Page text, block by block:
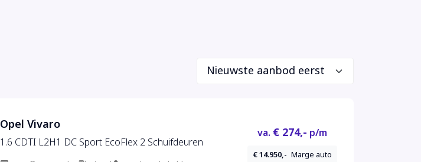
Opel Vivaro
1.6 CDTI L2H1 DC Sport EcoFlex 2 Schuifdeuren
va. € 274,- p/m
€ 14.950,- Marge auto